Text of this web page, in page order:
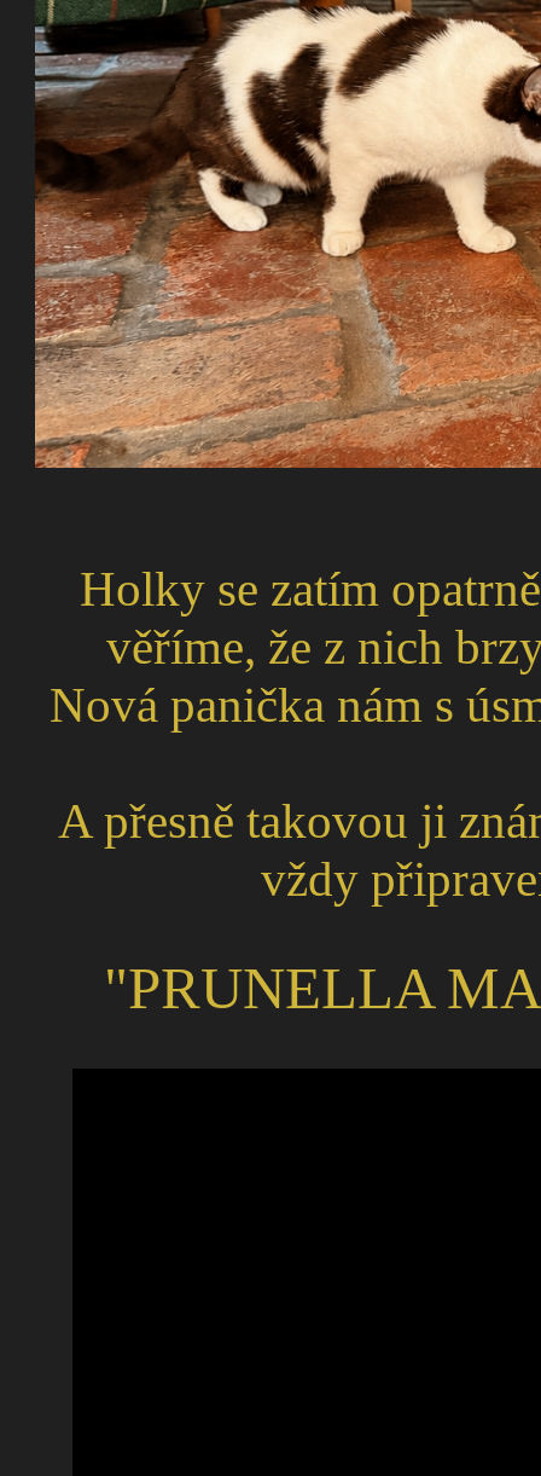
Holky se zatím
věříme, že z nich
Nová panička nám s
A přesně takovou ji
vždy
"PRUNELLA